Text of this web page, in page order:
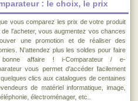
: le choix, le prix
vous comparez les prix de votre produit
de l'acheter, vous augmentez vos chances
une promotion et de réaliser des
N'attendez plus les soldes pour faire
affaire ! i-Comparateur / e-
vous permet d'accéder facilement
clics aux catalogues de centaines
de matériel informatique, image,
électroménager, etc..